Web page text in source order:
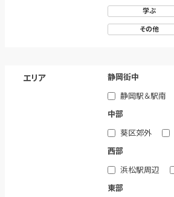
学ぶ
その他
エリア
静岡街中
静岡駅＆駅南
中部
葵区郊外
西部
浜松駅周辺
東部